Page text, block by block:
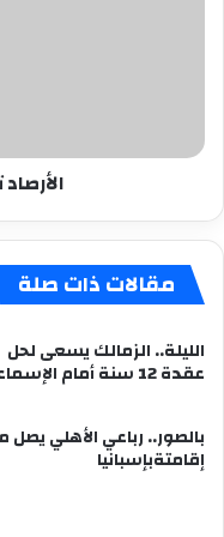
مقالات ذات صلة
الليلة.. الزمالك يسعى لحل
عقدة 12 سنة أمام الإسماعيلى
بالصور.. رباعي الأهلي يصل
إقامتةبإسبانيا